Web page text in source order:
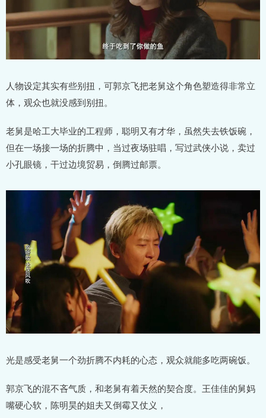
人物设定其实有些别扭，可郭京飞把老舅这个角色塑造得非常立
体，观众也就没感到别扭。
老舅是哈工大毕业的工程师，聪明又有才华，虽然失去铁饭碗，
但在一场接一场的折腾中，当过夜场驻唱，写过武侠小说，卖过
小孔眼镜，干过边境贸易，倒腾过邮票。
光是感受老舅一个劲折腾不内耗的心态，观众就能多吃两碗饭。
郭京飞的混不吝气质，和老舅有着天然的契合度。王佳佳的舅妈
嘴硬心软，陈明昊的姐夫又倒霉又仗义，